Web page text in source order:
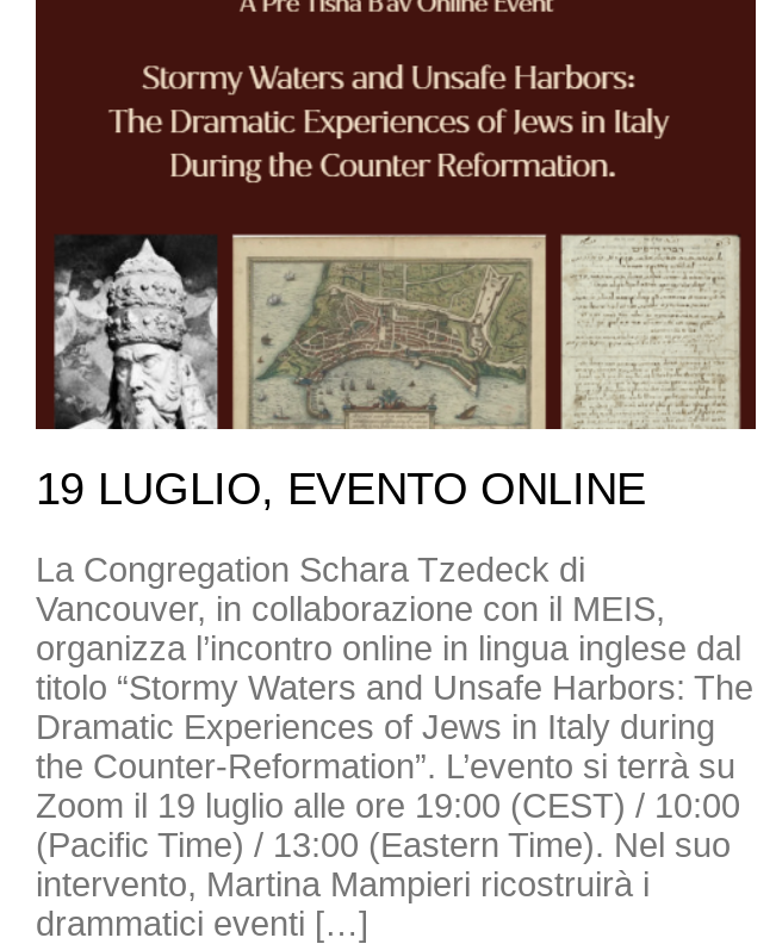
19 LUGLIO, EVENTO ONLINE
La Congregation Schara Tzedeck di
Vancouver, in collaborazione con il MEIS,
organizza l’incontro online in lingua inglese dal
titolo “Stormy Waters and Unsafe Harbors: The
Dramatic Experiences of Jews in Italy during
the Counter-Reformation”. L’evento si terrà su
Zoom il 19 luglio alle ore 19:00 (CEST) / 10:00
(Pacific Time) / 13:00 (Eastern Time). Nel suo
intervento, Martina Mampieri ricostruirà i
drammatici eventi […]